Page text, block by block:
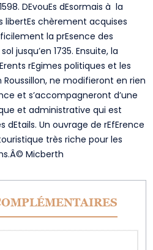
DEvouEs dEsormais à la
libertEs chèrement acquises
la prEsence des
jusqu’en 1735. Ensuite, la
rEgimes politiques et les
ne modifieront en rien
et s’accompagneront d’une
et administrative qui est
dEtails. Un ouvrage de rEfErence
très riche pour les
Micberth